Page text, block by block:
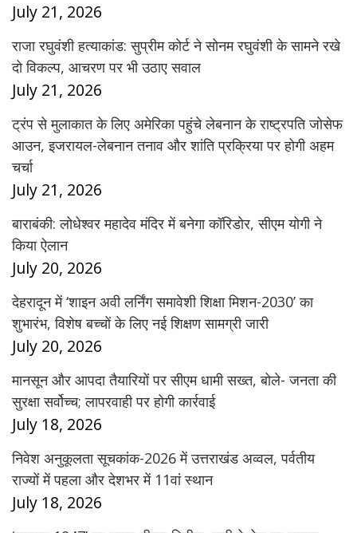
July 21, 2026
राजा रघुवंशी हत्याकांड: सुप्रीम कोर्ट ने सोनम रघुवंशी के सामने रखे
दो विकल्प, आचरण पर भी उठाए सवाल
July 21, 2026
ट्रंप से मुलाकात के लिए अमेरिका पहुंचे लेबनान के राष्ट्रपति जोसेफ
आउन, इजरायल-लेबनान तनाव और शांति प्रक्रिया पर होगी अहम
चर्चा
July 21, 2026
बाराबंकी: लोधेश्वर महादेव मंदिर में बनेगा कॉरिडोर, सीएम योगी ने
किया ऐलान
July 20, 2026
देहरादून में ‘शाइन अवी लर्निंग समावेशी शिक्षा मिशन-2030’ का
शुभारंभ, विशेष बच्चों के लिए नई शिक्षण सामग्री जारी
July 20, 2026
मानसून और आपदा तैयारियों पर सीएम धामी सख्त, बोले- जनता की
सुरक्षा सर्वोच्च; लापरवाही पर होगी कार्रवाई
July 18, 2026
निवेश अनुकूलता सूचकांक-2026 में उत्तराखंड अव्वल, पर्वतीय
राज्यों में पहला और देशभर में 11वां स्थान
July 18, 2026